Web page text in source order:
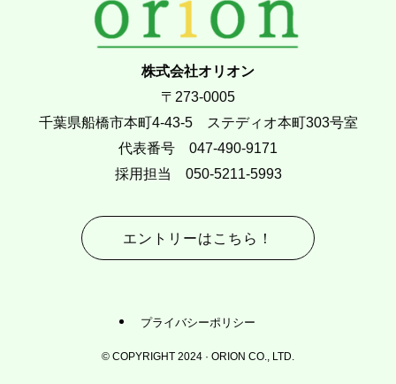
株式会社オリオン
〒273-0005
千葉県船橋市本町4-43-5 ステディオ本町303号室
代表番号 047-490-9171
採用担当 050-5211-5993
エントリーはこちら！
プライバシーポリシー
© COPYRIGHT 2024 · ORION CO., LTD.